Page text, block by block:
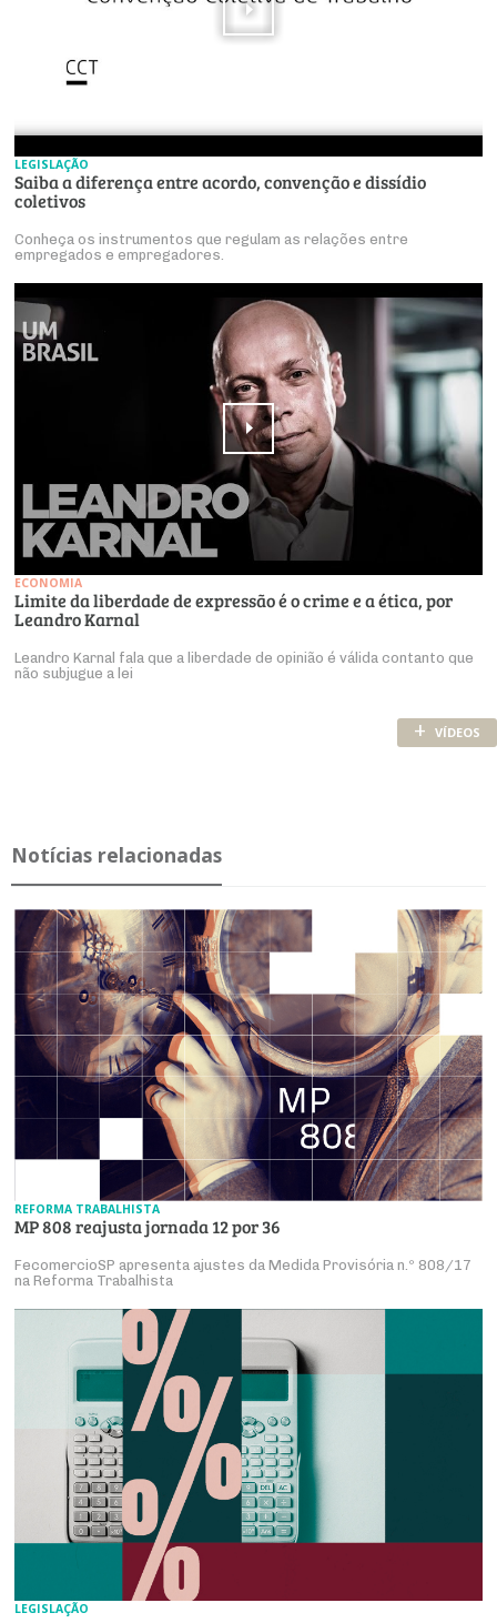
LEGISLAÇÃO
Saiba a diferença entre acordo, convenção e dissídio
coletivos
Conheça os instrumentos que regulam as relações entre
empregados e empregadores.
ECONOMIA
Limite da liberdade de expressão é o crime e a ética, por
Leandro Karnal
Leandro Karnal fala que a liberdade de opinião é válida contanto que
não subjugue a lei
+ VÍDEOS
Notícias relacionadas
REFORMA TRABALHISTA
MP 808 reajusta jornada 12 por 36
FecomercioSP apresenta ajustes da Medida Provisória n.º 808/17
na Reforma Trabalhista
LEGISLAÇÃO